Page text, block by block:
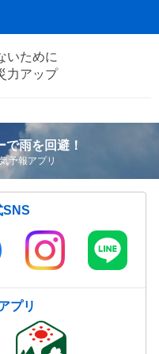
いために
力アップ
で雨を回避！
予報アプリ
プリ